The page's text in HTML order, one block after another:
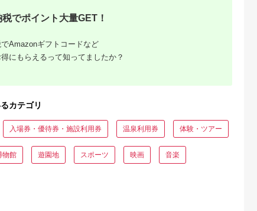
）【
名産品
つまみ
贈答品
円
石垣島1日アクティビ
ティ (利用券 1名様分)
寄付金額:50,000 円
でポイント大量GET！
Amazonギフトコードなど
にもらえるって知ってましたか？
カテゴリ
入場券・優待券・施設利用券 温泉利用券 体験・ツアー
物館 遊園地 スポーツ 映画 音楽